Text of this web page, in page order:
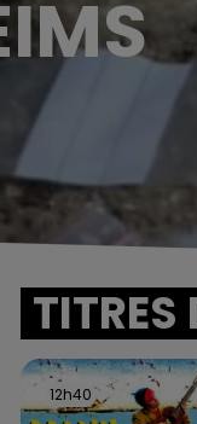
TITRES
12h40
12h40